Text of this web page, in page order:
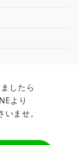
したら
より
ませ。